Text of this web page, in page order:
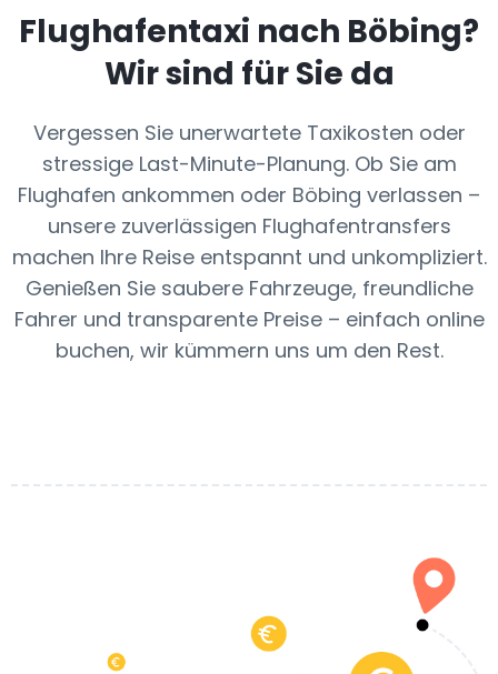
Flughafentaxi nach Böbing?
Wir sind für Sie da
Vergessen Sie unerwartete Taxikosten oder
stressige Last-Minute-Planung. Ob Sie am
Flughafen ankommen oder Böbing verlassen –
unsere zuverlässigen Flughafentransfers
machen Ihre Reise entspannt und unkompliziert.
Genießen Sie saubere Fahrzeuge, freundliche
Fahrer und transparente Preise – einfach online
buchen, wir kümmern uns um den Rest.